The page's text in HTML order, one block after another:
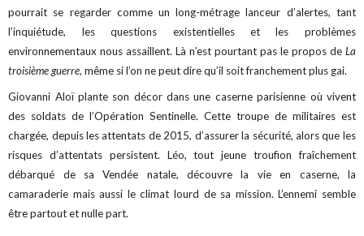
pourrait se regarder comme un long-métrage lanceur d’alertes, tant
l’inquiétude, les questions existentielles et les problèmes
environnementaux nous assaillent. Là n’est pourtant pas le propos de La
troisième guerre, même si l’on ne peut dire qu’il soit franchement plus gai.
Giovanni Aloï plante son décor dans une caserne parisienne où vivent
des soldats de l’Opération Sentinelle. Cette troupe de militaires est
chargée, depuis les attentats de 2015, d’assurer la sécurité, alors que les
risques d’attentats persistent. Léo, tout jeune troufion fraîchement
débarqué de sa Vendée natale, découvre la vie en caserne, la
camaraderie mais aussi le climat lourd de sa mission. L’ennemi semble
être partout et nulle part.